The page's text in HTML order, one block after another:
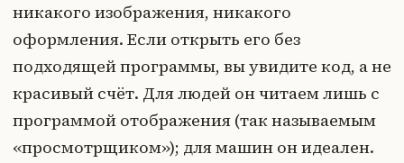
никакого изображения, никакого
оформления. Если открыть его без
подходящей программы, вы увидите код, а не
красивый счёт. Для людей он читаем лишь с
программой отображения (так называемым
«просмотрщиком»); для машин он идеален.